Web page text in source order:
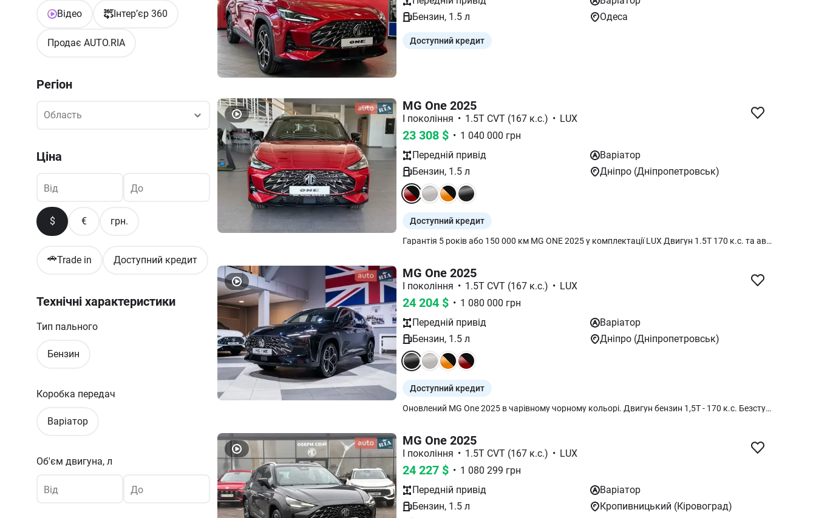
Відео Інтер’єр 360
Продає AUTO.RIA
Регіон
Область
Область
Ціна
Від До
$ € грн.
🚗Trade in Доступний кредит
Технічні характеристики
Тип пального
Бензин
Коробка передач
Варіатор
Об'єм двигуна, л
Від До
Бензин, 1.5 л Одеса
Доступний кредит
MG One 2025
I покоління • 1.5T CVT (167 к.с.) • LUX
23 308 $ • 1 040 000 грн
Передній привід
Варіатор
Бензин, 1.5 л Дніпро (Дніпропетровськ)
Доступний кредит
Гарантія 5 років або 150 000 км MG ONE 2025 у комплектації LUX Двигун 1.5Т 170 к.с. та автоматична коробка CVT (найкраща в класі) Адаптивний круїз-контроль Камери 360 огляду Потрійний екран Бездротова зарядка Сліпі зони Клімат-контроль
MG One 2025
I покоління • 1.5T CVT (167 к.с.) • LUX
24 204 $ • 1 080 000 грн
Передній привід
Варіатор
Бензин, 1.5 л Дніпро (Дніпропетровськ)
Доступний кредит
Оновлений MG One 2025 в чарівному чорному кольорі. Двигун бензин 1,5Т - 170 к.с. Безступенева автоматична коробка Bosch Передній привід Безключовий доступ та запуск двигуна Дистанційний запуск двигуна Клімат-контроль Камери 360* та задні парктроніки Бездротова зарядка Потрійний дисплей 30* Датчики тиску в шинах Led світло з авто-дальнім Активний круїз-контроль Утримання смуги та розпізнавання дорожніх знаків
MG One 2025
I покоління • 1.5T CVT (167 к.с.) • LUX
24 227 $ • 1 080 299 грн
Передній привід
Варіатор
Бензин, 1.5 л Кропивницький (Кіровоград)